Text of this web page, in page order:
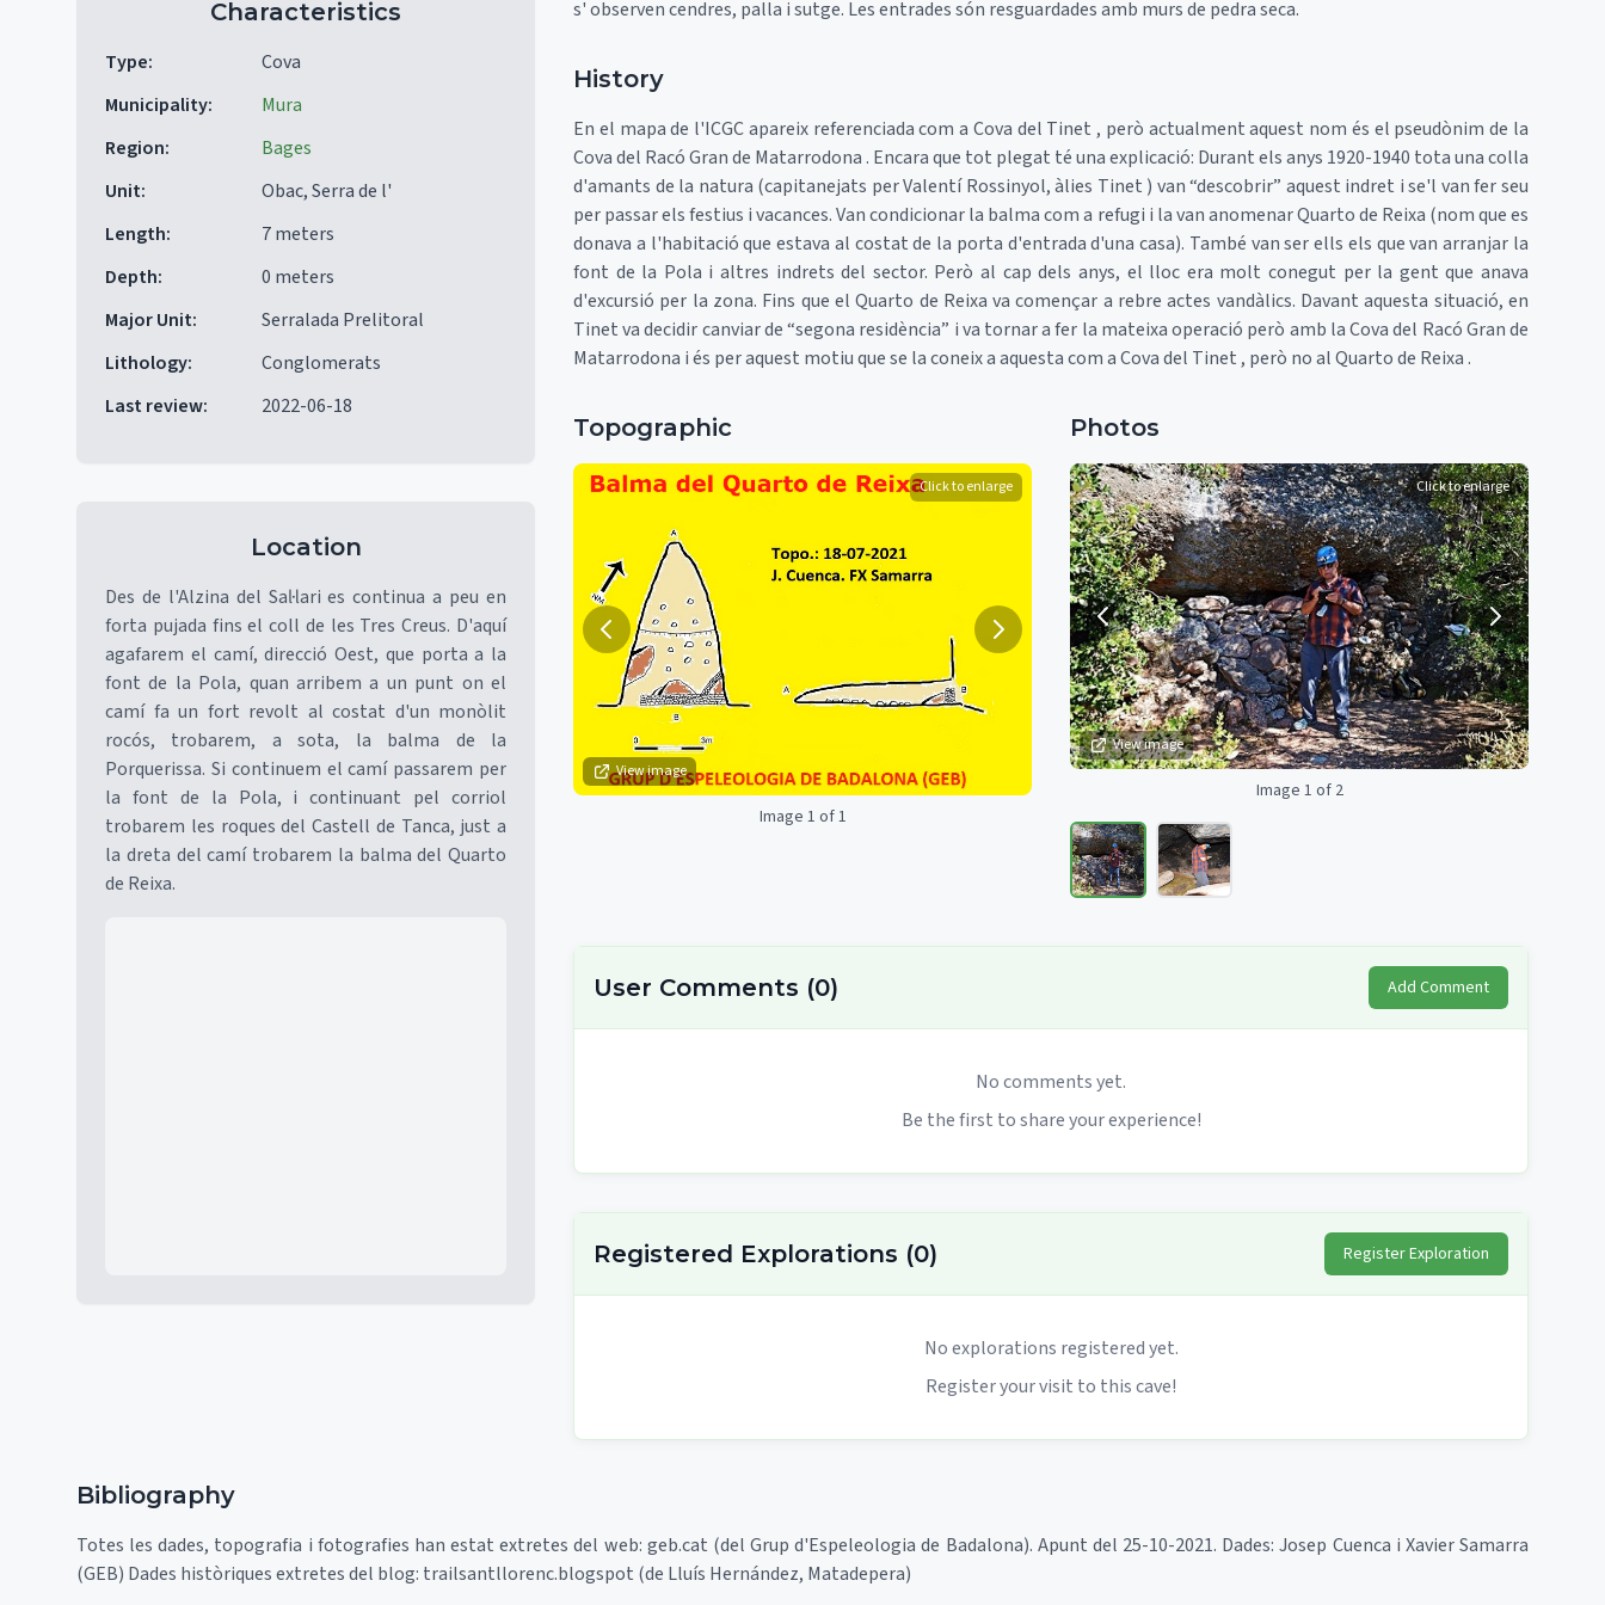
Characteristics
Type:
Cova
Municipality:
Mura
Region:
Bages
Unit:
Obac, Serra de l'
Length:
7 meters
Depth:
0 meters
Major Unit:
Serralada Prelitoral
Lithology:
Conglomerats
Last review: 2022-06-18
Location
Des de l'Alzina del Sal·lari es continua a peu en
forta pujada fins el coll de les Tres Creus. D'aquí
agafarem el camí, direcció Oest, que porta a la
font de la Pola, quan arribem a un punt on el
camí fa un fort revolt al costat d'un monòlit
rocós, trobarem, a sota, la balma de la
Porquerissa. Si continuem el camí passarem per
la font de la Pola, i continuant pel corriol
trobarem les roques del Castell de Tanca, just a
la dreta del camí trobarem la balma del Quarto
de Reixa.
s' observen cendres, palla i sutge. Les entrades són resguardades amb murs de pedra seca.
History
En el mapa de l'ICGC apareix referenciada com a Cova del Tinet , però actualment aquest nom és el pseudònim de la
Cova del Racó Gran de Matarrodona . Encara que tot plegat té una explicació: Durant els anys 1920-1940 tota una colla
d'amants de la natura (capitanejats per Valentí Rossinyol, àlies Tinet ) van “descobrir” aquest indret i se'l van fer seu
per passar els festius i vacances. Van condicionar la balma com a refugi i la van anomenar Quarto de Reixa (nom que es
donava a l'habitació que estava al costat de la porta d'entrada d'una casa). També van ser ells els que van arranjar la
font de la Pola i altres indrets del sector. Però al cap dels anys, el lloc era molt conegut per la gent que anava
d'excursió per la zona. Fins que el Quarto de Reixa va començar a rebre actes vandàlics. Davant aquesta situació, en
Tinet va decidir canviar de “segona residència” i va tornar a fer la mateixa operació però amb la Cova del Racó Gran de
Matarrodona i és per aquest motiu que se la coneix a aquesta com a Cova del Tinet , però no al Quarto de Reixa .
Topographic
View image
Click to enlarge
Image 1 of 1
Photos
View image
Click to enlarge
Image 1 of 2
User Comments (0) Add Comment
No comments yet.
Be the first to share your experience!
Registered Explorations (0) Register Exploration
No explorations registered yet.
Register your visit to this cave!
Bibliography
Totes les dades, topografia i fotografies han estat extretes del web: geb.cat (del Grup d'Espeleologia de Badalona). Apunt del 25-10-2021. Dades: Josep Cuenca i Xavier Samarra
(GEB) Dades històriques extretes del blog: trailsantllorenc.blogspot (de Lluís Hernández, Matadepera)